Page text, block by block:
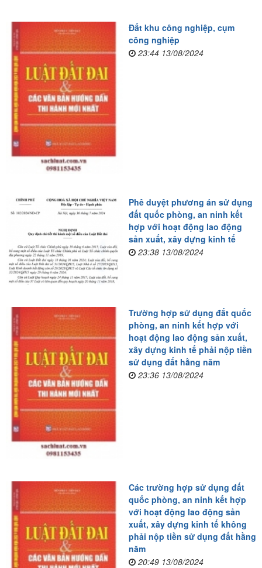
Đất khu công nghiệp, cụm
công nghiệp
23:44 13/08/2024
Phê duyệt phương án sử dụng
đất quốc phòng, an ninh kết
hợp với hoạt động lao động
sản xuất, xây dựng kinh tế
23:38 13/08/2024
Trường hợp sử dụng đất quốc
phòng, an ninh kết hợp với
hoạt động lao động sản xuất,
xây dựng kinh tế phải nộp tiền
sử dụng đất hằng năm
23:36 13/08/2024
Các trường hợp sử dụng đất
quốc phòng, an ninh kết hợp
với hoạt động lao động sản
xuất, xây dựng kinh tế không
phải nộp tiền sử dụng đất hằng
năm
20:49 13/08/2024